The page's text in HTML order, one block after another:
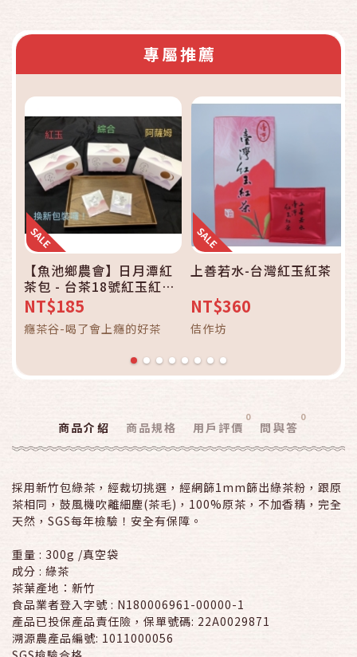
專屬推薦
【魚池鄉農會】日月潭紅
茶包 - 台茶18號紅玉紅茶
包／阿薩姆紅茶包
NT$185
癮茶谷-喝了會上癮的好茶
上善若水-台灣紅玉紅茶
NT$360
佶作坊
商品介紹 商品規格 用戶評價
0 0
問與答
採用新竹包綠茶，經裁切挑選，經網篩1mm篩出綠茶粉，跟原
茶相同，鼓風機吹離細塵(茶毛)，100%原茶，不加香精，完全
天然，SGS每年檢驗！安全有保障。
重量 : 300g /真空袋
成分 : 綠茶
茶葉產地：新竹
食品業者登入字號 : N180006961-00000-1
產品已投保產品責任險，保單號碼: 22A0029871
溯源農產品編號: 1011000056